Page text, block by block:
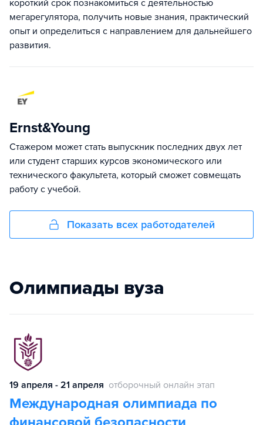
короткий срок познакомиться с деятельностью
мегарегулятора, получить новые знания, практический
опыт и определиться с направлением для дальнейшего
развития.
Ernst&Young
Стажером может стать выпускник последних двух лет
или студент старших курсов экономического или
технического факультета, который сможет совмещать
работу с учебой.
Показать всех работодателей
Олимпиады вуза
19 апреля - 21 апреля отборочный онлайн этап
Международная олимпиада по